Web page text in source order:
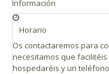
Información
Horario
Os contactaremos para
necesitamos que
hospedaréis y un